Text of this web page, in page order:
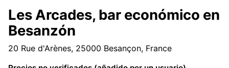
Les Arcades, bar económico en
Besanzón
20 Rue d'Arènes, 25000 Besançon, France